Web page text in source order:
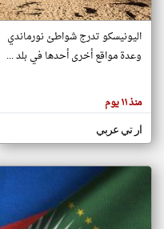
هنا عن
وجهة
كاتبيها.
اليونيسكو تدرج شواطئ نورماندي
وعدة مواقع أخرى أحدها في بلد ...
منذ ١١ يوم
ار تي عربي